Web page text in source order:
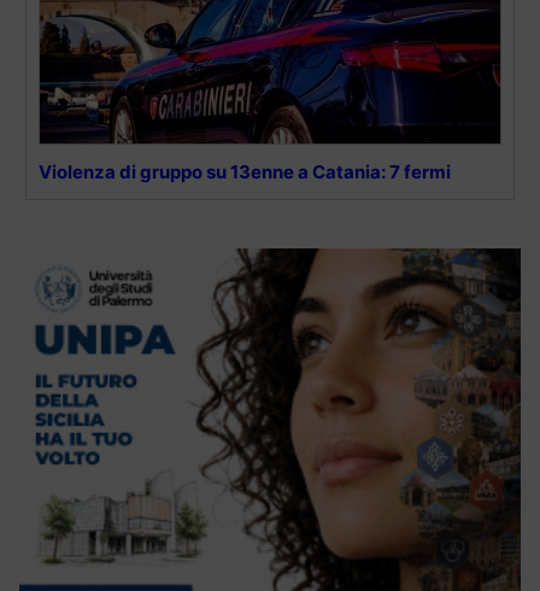
Violenza di gruppo su 13enne a Catania: 7 fermi